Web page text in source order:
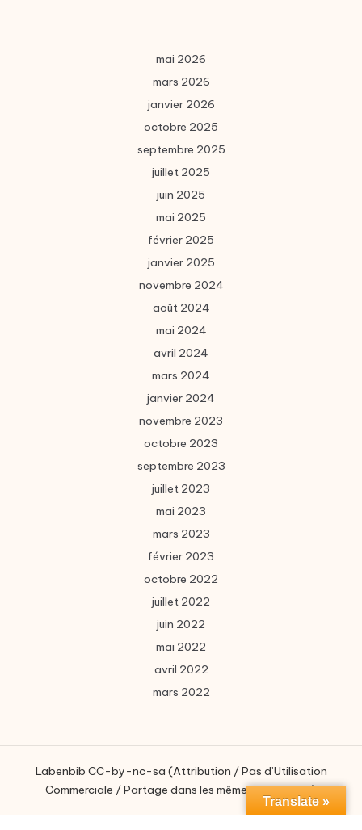
mai 2026
mars 2026
janvier 2026
octobre 2025
septembre 2025
juillet 2025
juin 2025
mai 2025
février 2025
janvier 2025
novembre 2024
août 2024
mai 2024
avril 2024
mars 2024
janvier 2024
novembre 2023
octobre 2023
septembre 2023
juillet 2023
mai 2023
mars 2023
février 2023
octobre 2022
juillet 2022
juin 2022
mai 2022
avril 2022
mars 2022
Labenbib CC-by-nc-sa (Attribution / Pas d’Utilisation
Commerciale / Partage dans les mêmes conditions)
Translate »